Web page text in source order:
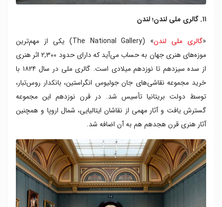
۱۱. گالری ملی لندن؛ لندن
«گالری ملی لندن
» (The National Gallery) یکی از مهم‌ترین
موزه‌های هنری جهان به حساب می‌آید که دارای حدود ۲,۳۰۰ اثر هنری
از سده سیزدهم تا نوزدهم میلادی است. گالری ملی در سال ۱۸۲۴ با
خرید مجموعه نقاشی‌های جان جولیوس انگراستین، بانکدار روس‌تبار،
توسط دولت بریتانیا تأسیس شد. در قرن نوزدهم این مجموعه
گسترش یافت و آثار مهمی از نقاشان ایتالیایی، شمال اروپا و همچنین
آثار هنری قرن هجدهم هم به آن اضافه شد.